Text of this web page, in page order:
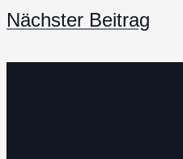
Nächster Beitrag